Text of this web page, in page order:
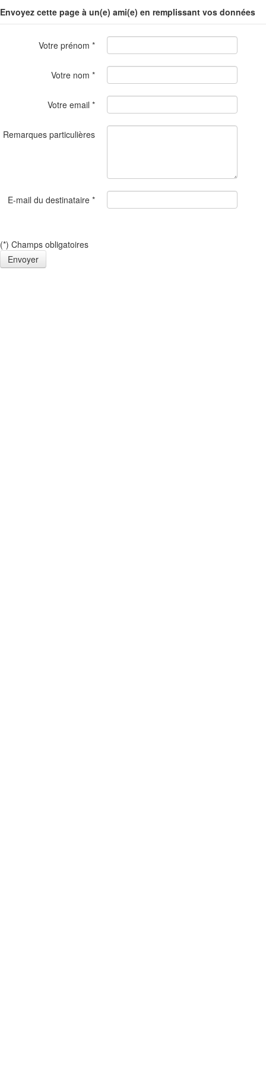
Envoyez cette page à un(e) ami(e) en remplissant vos données
Votre prénom *
Votre nom *
Votre email *
Remarques particulières
E-mail du destinataire *
(*) Champs obligatoires
Envoyer